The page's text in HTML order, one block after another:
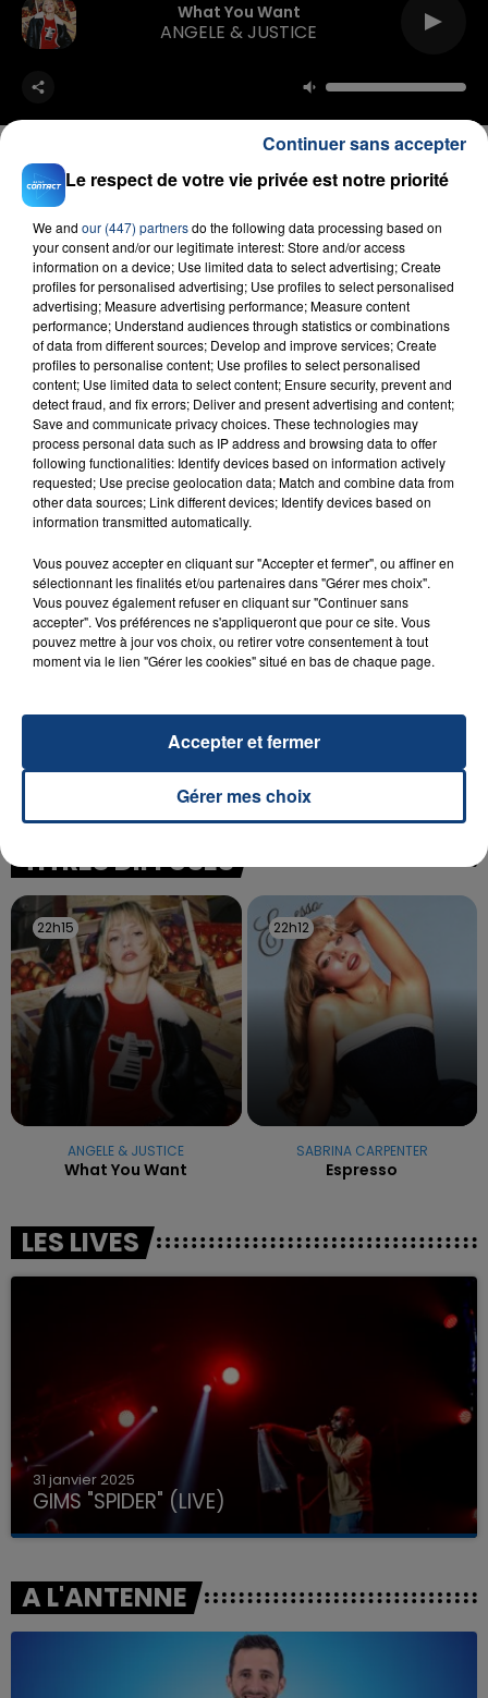
What You Want
ANGELE & JUSTICE
FIL D'ACTU
23 juillet 2026
INCENDIE MORTEL À LENS : UNE FEMME ET
SON BÉBÉ ENTRE LA VIE ET LA...
Un homme s'est immolé par le feu après avoir
d'un liquide inflammable.
20 juillet 2026
UNE ADOLESCENTE DEVANT SE FAIRE
La famille a porté plainte contre la clinique qui a
reconnu sa responsabilité et présenté ses
TITRES DIFFUSÉS
22h15
22h15
ANGELE & JUSTICE
What You Want
22h12
22h12
SABRINA CARPENTER
Espresso
LES LIVES
31 janvier 2025
GIMS "SPIDER" (LIVE)
A L'ANTENNE
Le respect de votre vie privée est notre priorité
We and our (447) partnersdo the following data processing based on
your consent and/or our legitimate interest: Store and/or access
information on a device; Use limited data to select advertising; Create
profiles for personalised advertising; Use profiles to select personalised
advertising; Measure advertising performance; Measure content
performance; Understand audiences through statistics or combinations
of data from different sources; Develop and improve services; Create
profiles to personalise content; Use profiles to select personalised
content; Use limited data to select content; Ensure security, prevent and
detect fraud, and fix errors; Deliver and present advertising and content;
Save and communicate privacy choices. These technologies may
process personal data such as IP address and browsing data to offer
following functionalities: Identify devices based on information actively
requested; Use precise geolocation data; Match and combine data from
other data sources; Link different devices; Identify devices based on
information transmitted automatically.
Vous pouvez accepter en cliquant sur "Accepter et fermer", ou affiner en
sélectionnant les finalités et/ou partenaires dans "Gérer mes choix".
Vous pouvez également refuser en cliquant sur "Continuer sans
accepter". Vos préférences ne s'appliqueront que pour ce site. Vous
pouvez mettre à jour vos choix, ou retirer votre consentement à tout
moment via le lien "Gérer les cookies" situé en bas de chaque page.
Gérer mes choix
Accepter et fermer
Continuer sans accepter